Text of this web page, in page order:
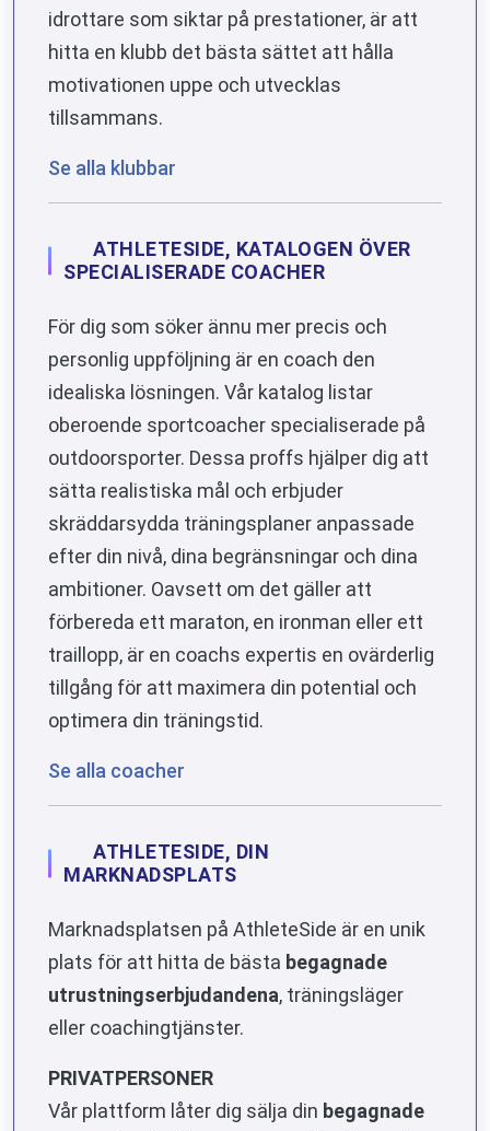
idrottare som siktar på prestationer, är att
hitta en klubb det bästa sättet att hålla
motivationen uppe och utvecklas
tillsammans.
Se alla klubbar
ATHLETESIDE, KATALOGEN ÖVER
SPECIALISERADE COACHER
För dig som söker ännu mer precis och
personlig uppföljning är en coach den
idealiska lösningen. Vår katalog listar
oberoende sportcoacher specialiserade på
outdoorsporter. Dessa proffs hjälper dig att
sätta realistiska mål och erbjuder
skräddarsydda träningsplaner anpassade
efter din nivå, dina begränsningar och dina
ambitioner. Oavsett om det gäller att
förbereda ett maraton, en ironman eller ett
traillopp, är en coachs expertis en ovärderlig
tillgång för att maximera din potential och
optimera din träningstid.
Se alla coacher
ATHLETESIDE, DIN
MARKNADSPLATS
Marknadsplatsen på AthleteSide är en unik
plats för att hitta de bästa begagnade
utrustningserbjudandena, träningsläger
eller coachingtjänster.
PRIVATPERSONER
Vår plattform låter dig sälja din begagnade